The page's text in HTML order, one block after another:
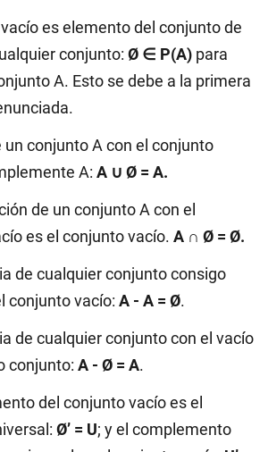
es elemento del conjunto de
conjunto: Ø ∈ P(A) para
A. Esto se debe a la primera
un conjunto A con el conjunto
A: A ∪ Ø = A.
de un conjunto A con el
es el conjunto vacío. A ∩ Ø = Ø.
de cualquier conjunto consigo
conjunto vacío: A - A = Ø.
de cualquier conjunto con el vacío
conjunto: A - Ø = A.
del conjunto vacío es el
Ø’ = U; y el complemento